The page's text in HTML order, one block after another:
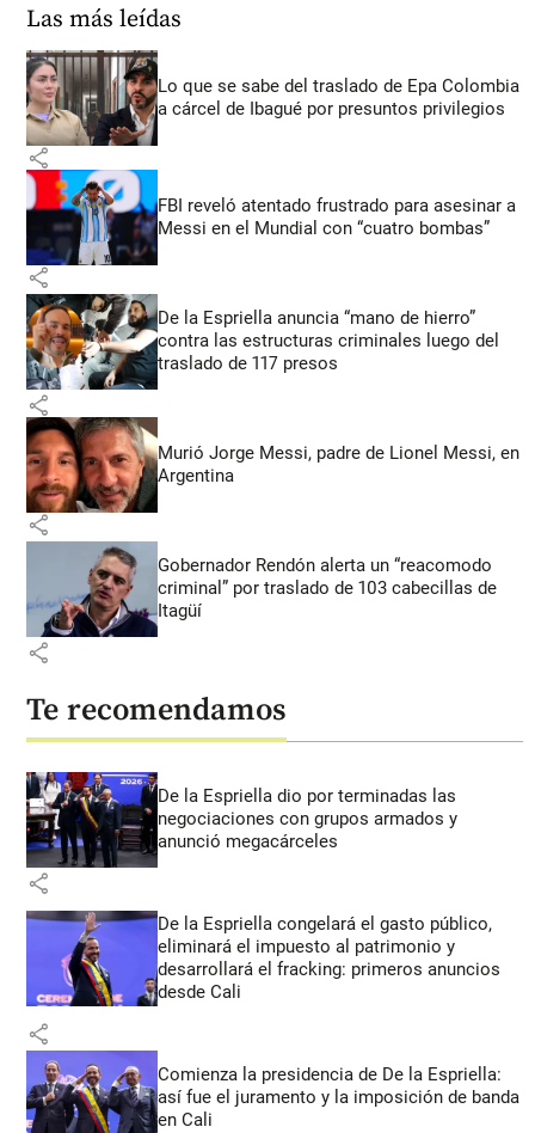
Las más leídas
Lo que se sabe del traslado de Epa Colombia
a cárcel de Ibagué por presuntos privilegios
share
FBI reveló atentado frustrado para asesinar a
Messi en el Mundial con “cuatro bombas”
share
De la Espriella anuncia “mano de hierro”
contra las estructuras criminales luego del
traslado de 117 presos
share
Murió Jorge Messi, padre de Lionel Messi, en
Argentina
share
Gobernador Rendón alerta un “reacomodo
criminal” por traslado de 103 cabecillas de
Itagüí
share
Te recomendamos
De la Espriella dio por terminadas las
negociaciones con grupos armados y
anunció megacárceles
share
De la Espriella congelará el gasto público,
eliminará el impuesto al patrimonio y
desarrollará el fracking: primeros anuncios
desde Cali
share
Comienza la presidencia de De la Espriella:
así fue el juramento y la imposición de banda
en Cali